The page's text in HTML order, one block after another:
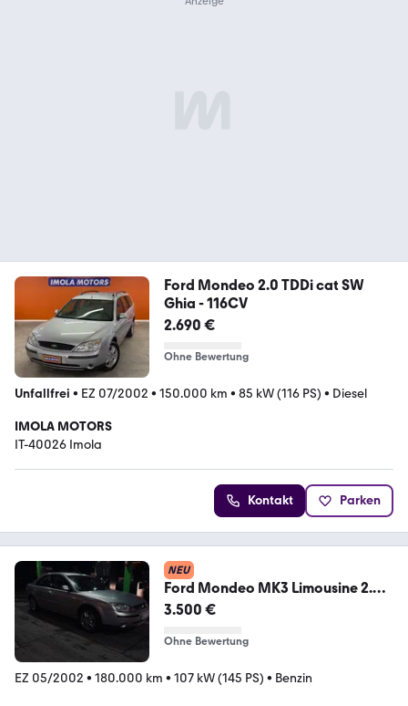
Ford Mondeo 2.0 TDDi cat SW
Ghia - 116CV
2.690 €
Ohne Bewertung
Unfallfrei • EZ 07/2002 • 150.000 km • 85 kW (116 PS) • Diesel
IMOLA MOTORS
IT-40026 Imola
Kontakt Parken
NEU
Ford Mondeo MK3 Limousine 2.0l
Benziner
3.500 €
Ohne Bewertung
EZ 05/2002 • 180.000 km • 107 kW (145 PS) • Benzin